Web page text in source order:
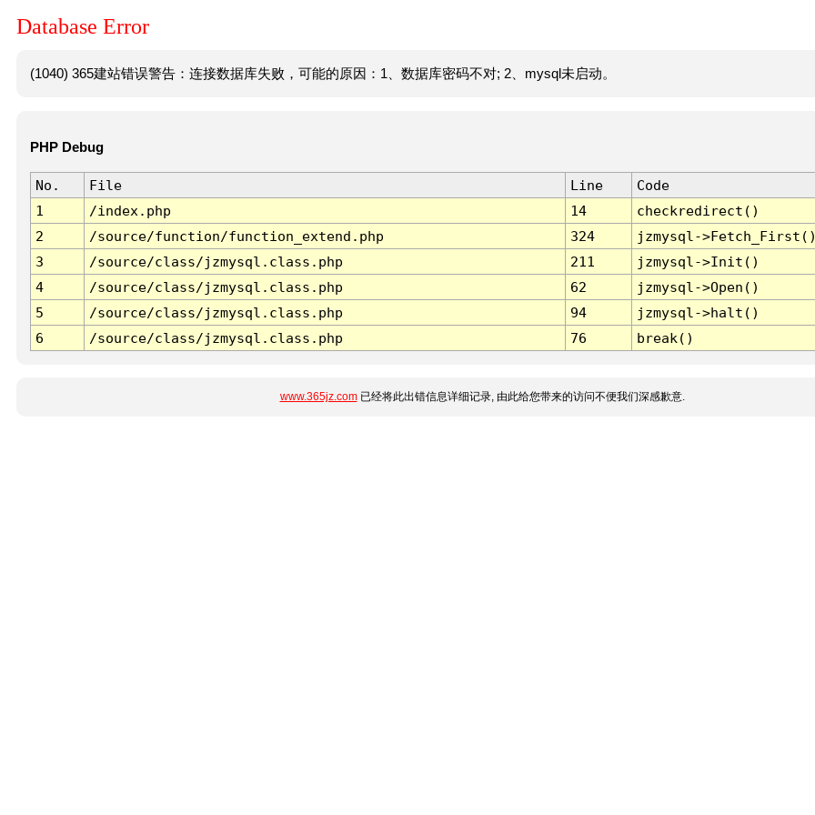
Database Error
(1040) 365建站错误警告：连接数据库失败，可能的原因：1、数据库密码不对; 2、mysql未启动。
PHP Debug
No. File Line
Code
1
/index.php 14
checkredirect()
2
/source/function/function_extend.php 324
jzmysql-
3
/source/class/jzmysql.class.php 211
jzmysql->Init()
4
/source/class/jzmysql.class.php 62
jzmysql->Open()
5
/source/class/jzmysql.class.php 94
jzmysql->halt()
6
/source/class/jzmysql.class.php 76 break()
www.365jz.com已经将此出错信息详细记录, 由此给您带来的访问不便我们深感歉意.